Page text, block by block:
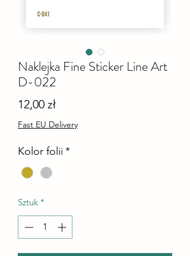
Naklejka Fine Sticker Line Art
D-022
12,00 złCena
Fast EU Delivery
Kolor folii *
Sztuk *